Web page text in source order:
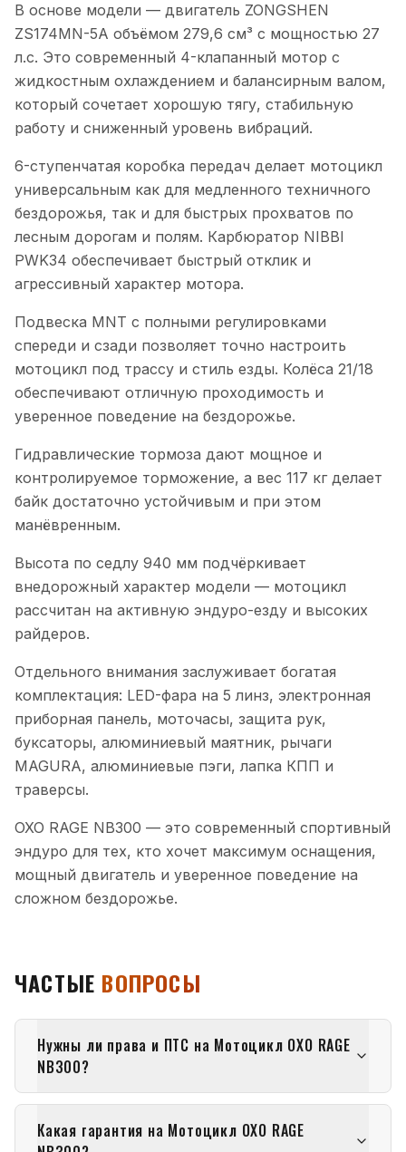
В основе модели — двигатель ZONGSHEN
ZS174MN-5A объёмом 279,6 см³ с мощностью 27
л.с. Это современный 4-клапанный мотор с
жидкостным охлаждением и балансирным валом,
который сочетает хорошую тягу, стабильную
работу и сниженный уровень вибраций.
6-ступенчатая коробка передач делает мотоцикл
универсальным как для медленного техничного
бездорожья, так и для быстрых прохватов по
лесным дорогам и полям. Карбюратор NIBBI
PWK34 обеспечивает быстрый отклик и
агрессивный характер мотора.
Подвеска MNT с полными регулировками
спереди и сзади позволяет точно настроить
мотоцикл под трассу и стиль езды. Колёса 21/18
обеспечивают отличную проходимость и
уверенное поведение на бездорожье.
Гидравлические тормоза дают мощное и
контролируемое торможение, а вес 117 кг делает
байк достаточно устойчивым и при этом
манёвренным.
Высота по седлу 940 мм подчёркивает
внедорожный характер модели — мотоцикл
рассчитан на активную эндуро-езду и высоких
райдеров.
Отдельного внимания заслуживает богатая
комплектация: LED-фара на 5 линз, электронная
приборная панель, моточасы, защита рук,
буксаторы, алюминиевый маятник, рычаги
MAGURA, алюминиевые пэги, лапка КПП и
траверсы.
OXO RAGE NB300 — это современный спортивный
эндуро для тех, кто хочет максимум оснащения,
мощный двигатель и уверенное поведение на
сложном бездорожье.
ЧАСТЫЕ ВОПРОСЫ
Нужны ли права и ПТС на Мотоцикл OXO RAGE
NB300?
Какая гарантия на Мотоцикл OXO RAGE